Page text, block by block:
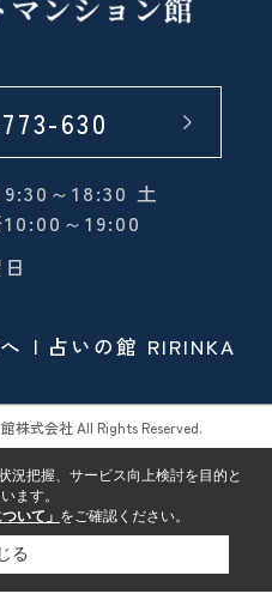
630
～18:30 土
10:00～19:00
占いの館 RIRINKA
株式会社 All Rights Reserved.
況把握、サービス向上検討を目的と
ます。
いて」 をご確認ください。
る